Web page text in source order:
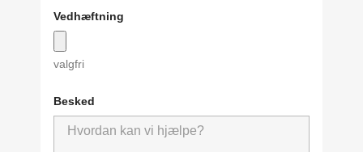
Vedhæftning
valgfri
Besked